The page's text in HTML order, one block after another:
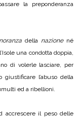
la preponderanza
della nazionené
una condotta doppia,
di volerle lasciare, per
l’abuso della
ed a ribellioni.
accrescere il peso delle